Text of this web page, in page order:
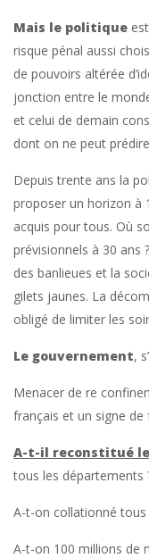
Mais le politique
risque pénal aussi
de pouvoirs altérée
jonction entre le
et celui de demain
dont on ne peut
Depuis trente ans la
proposer un horizon à
acquis pour tous. Où
prévisionnels à 30 ans
des banlieues et la
gilets jaunes. La
obligé de limiter les
Le gouvernement,
Menacer de re
français et un signe de
A-t-il reconstitué
tous les départements
A-t-on collationné
A-t-on 100 millions de